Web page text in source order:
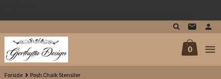
til
innholdet
0
Forside Posh Chalk Stensiler